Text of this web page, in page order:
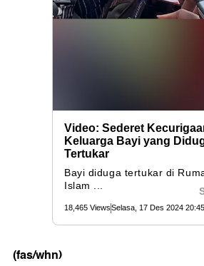
(fas/whn)